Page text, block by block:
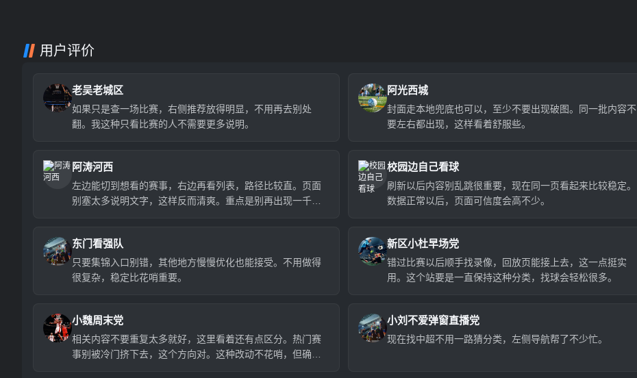
用户评价
老吴老城区
如果只是查一场比赛，右侧推荐放得明显，不用再去别处
翻。我这种只看比赛的人不需要更多说明。
阿光西城
封面走本地兜底也可以，至少不要出现破图。同一批内容不
要左右都出现，这样看着舒服些。
阿涛河西
左边能切到想看的赛事，右边再看列表，路径比较直。页面
别塞太多说明文字，这样反而清爽。重点是别再出现一千多
校园边自己看球
刷新以后内容别乱跳很重要，现在同一页看起来比较稳定。
数据正常以后，页面可信度会高不少。
东门看强队
只要集锦入口别错，其他地方慢慢优化也能接受。不用做得
很复杂，稳定比花哨重要。
新区小杜早场党
错过比赛以后顺手找录像，回放页能接上去，这一点挺实
用。这个站要是一直保持这种分类，找球会轻松很多。
小魏周末党
相关内容不要重复太多就好，这里看着还有点区分。热门赛
事别被冷门挤下去，这个方向对。这种改动不花哨，但确实
小刘不爱弹窗直播党
现在找中超不用一路猜分类，左侧导航帮了不少忙。